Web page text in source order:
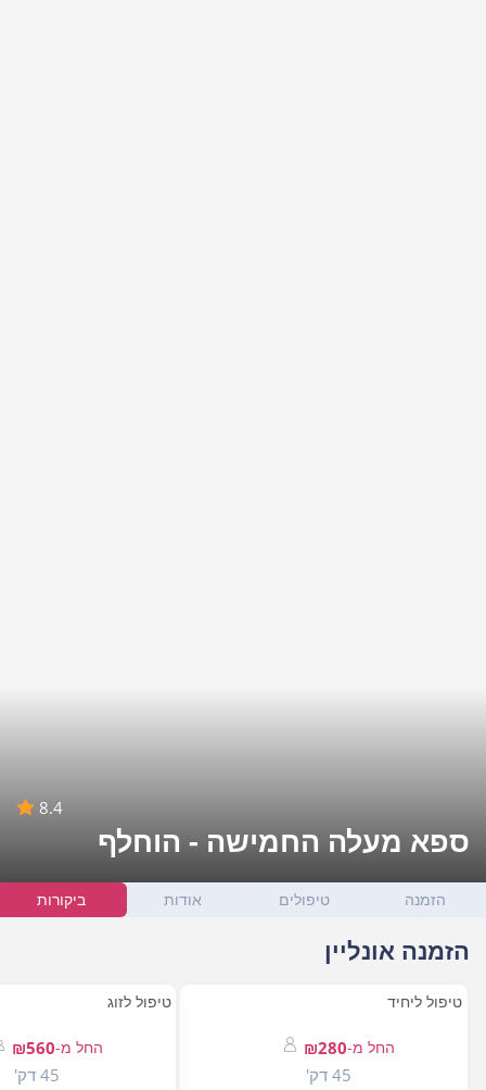
8.4
ספא מעלה החמישה - הוחלף
הזמנה טיפולים אודות ביקורות
הזמנה אונליין
טיפול ליחיד
החל מ-₪280
45 דק'
טיפול לזוג
החל מ-₪560
45 דק'